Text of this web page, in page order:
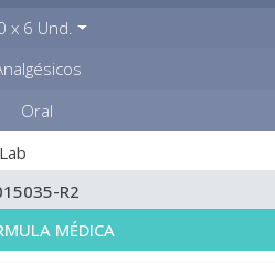
x 6 Und.
Oral
R2
MÉDICA